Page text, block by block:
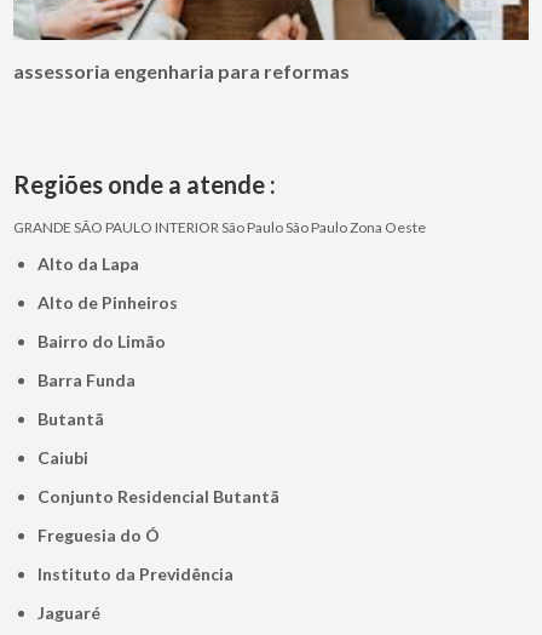
assessoria engenharia para reformas
Regiões onde a atende :
GRANDE SÃO PAULO INTERIOR São PauloSão PauloZona Oeste
Alto da Lapa
Alto de Pinheiros
Bairro do Limão
Barra Funda
Butantã
Caiubi
Conjunto Residencial Butantã
Freguesia do Ó
Instituto da Previdência
Jaguaré